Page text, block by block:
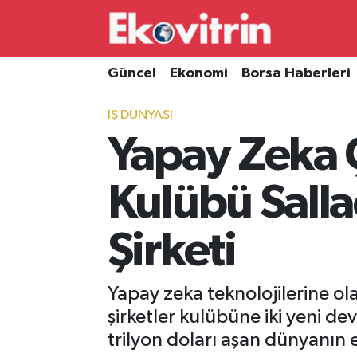
Güncel Ekonomi Borsa Haberleri
İŞ DÜNYASI
Yapay Zeka
Kulübü
Şirketi
Yapay zeka teknolojilerine
şirketler kulübüne iki yeni
trilyon doları aşan dünyanın
Güncel
Borsa Haberleri
Hava Durumu
Süper Lig Puan Durumu ve Fikstür
Tüm Manşetler
Son Dakika Haberleri
Haber Arşivi